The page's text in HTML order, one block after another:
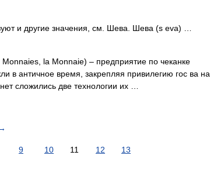
и другие значения, см. Шева. Шева (s eva) …
la Monnaie) – предприятие по чеканке
в античное время, закрепляя привилегию гос ва на
сложились две технологии их …
9 10 11 12 13